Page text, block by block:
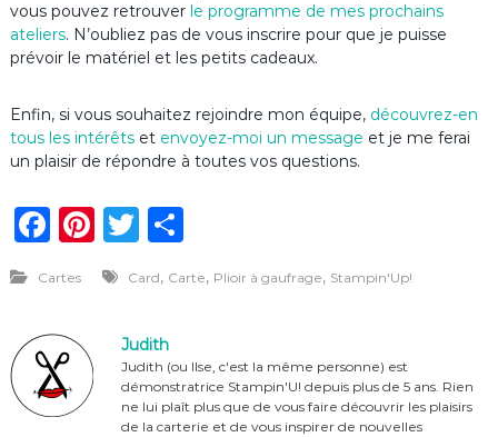
vous pouvez retrouverle programme de mes prochains
ateliers. N’oubliez pas de vous inscrire pour que je puisse
prévoir le matériel et les petits cadeaux.
Enfin, si vous souhaitez rejoindre mon équipe, découvrez-en
tous les intérêtset envoyez-moi un message et je me ferai
un plaisir de répondre à toutes vos questions.
F
c
e
b
o
Pi
n
te
re
st
T
it
te
r
P
ta
er
Cartes Card, Carte, Plioir à gaufrage, Stampin'Up!
Judith
Judith (ou Ilse, c'est la même personne) est
démonstratrice Stampin'U! depuis plus de 5 ans. Rien
ne lui plaît plus que de vous faire découvrir les plaisirs
de la carterie et de vous inspirer de nouvelles